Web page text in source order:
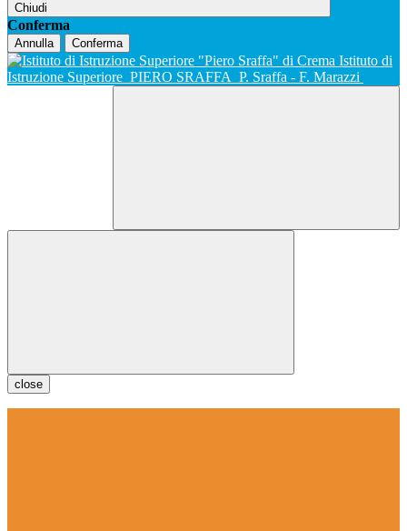
Chiudi
Conferma
Annulla Conferma
Istituto di
Istruzione Superiore PIERO SRAFFA P. Sraffa - F. Marazzi
close